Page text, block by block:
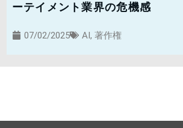
ーテイメント業界の危機感
07/02/2025 AI, 著作権